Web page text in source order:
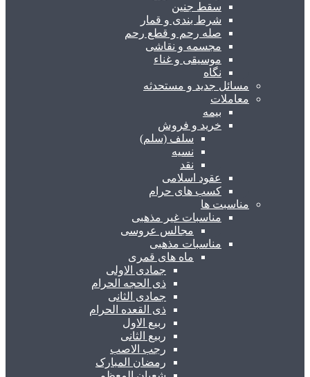
سقط جنین
شرط بندی و قمار
صله رحم و قطع رحم
مجسمه و نقاشی
موسیقی و غناء
نگاه
مسائل جدید و مستحدثه
معاملات
بیمه
خرید و فروش
سلف (سلم)
نسیه
نقد
عقود اسلامی
کسب های حرام
مناسبت ها
مناسبات غیر مذهبی
مجالس عروسی
مناسبات مذهبی
ماه های قمری
جمادی الاولی
ذی الحجه الحرام
جمادی الثانی
ذی القعده الحرام
ربیع الاول
ربیع الثانی
رجب الاصب
رمضان المبارک